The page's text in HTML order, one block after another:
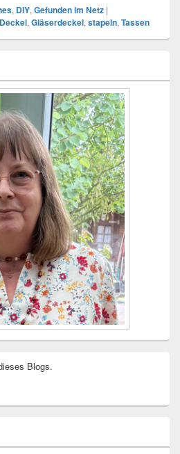
, DIY, Gefunden im Netz |
Deckel, Gläserdeckel, stapeln, Tassen
Blogs.